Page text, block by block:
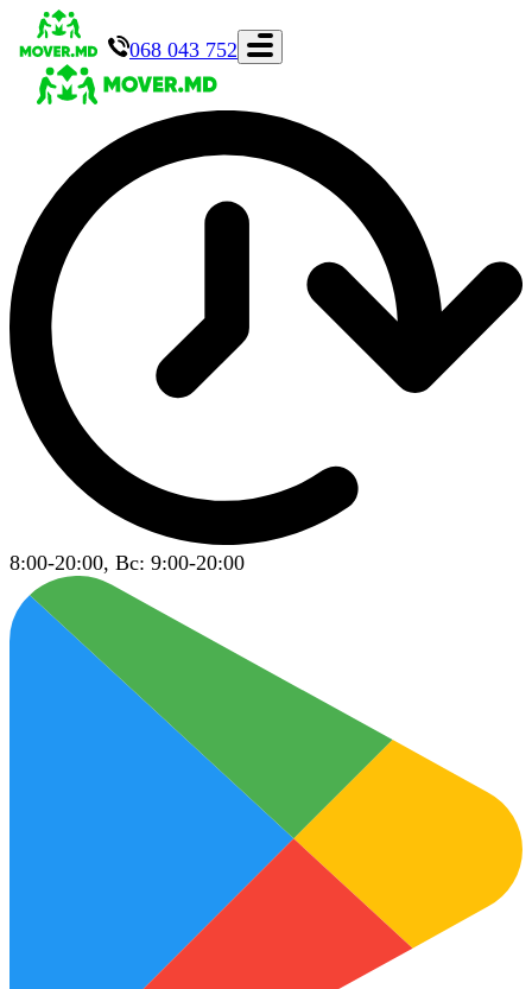
068 043 752
8:00-20:00, Вс: 9:00-20:00